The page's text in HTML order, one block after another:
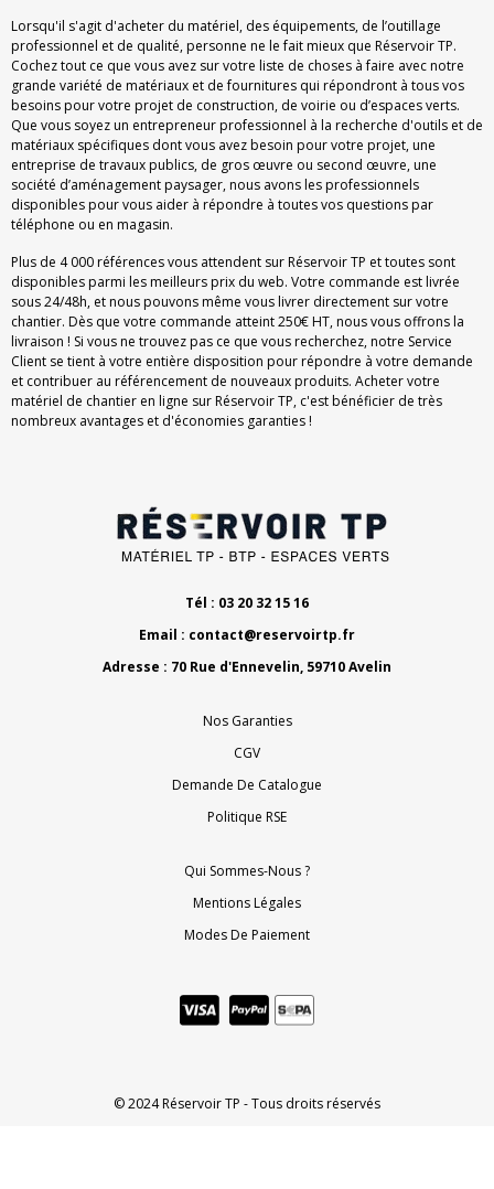
Lorsqu'il s'agit d'acheter du matériel, des équipements, de l’outillage
professionnel et de qualité, personne ne le fait mieux que Réservoir TP.
Cochez tout ce que vous avez sur votre liste de choses à faire avec notre
grande variété de matériaux et de fournitures qui répondront à tous vos
besoins pour votre projet de construction, de voirie ou d’espaces verts.
Que vous soyez un entrepreneur professionnel à la recherche d'outils et de
matériaux spécifiques dont vous avez besoin pour votre projet, une
entreprise de travaux publics, de gros œuvre ou second œuvre, une
société d’aménagement paysager, nous avons les professionnels
disponibles pour vous aider à répondre à toutes vos questions par
téléphone ou en magasin.
Plus de 4 000 références vous attendent sur Réservoir TP et toutes sont
disponibles parmi les meilleurs prix du web. Votre commande est livrée
sous 24/48h, et nous pouvons même vous livrer directement sur votre
chantier. Dès que votre commande atteint 250€ HT, nous vous offrons la
livraison ! Si vous ne trouvez pas ce que vous recherchez, notre Service
Client se tient à votre entière disposition pour répondre à votre demande
et contribuer au référencement de nouveaux produits. Acheter votre
matériel de chantier en ligne sur Réservoir TP, c'est bénéficier de très
nombreux avantages et d'économies garanties !
Tél : 03 20 32 15 16
Email : contact@reservoirtp.fr
Adresse : 70 Rue d'Ennevelin, 59710 Avelin
Nos Garanties
CGV
Demande De Catalogue
Politique RSE
Qui Sommes-Nous ?
Mentions Légales
Modes De Paiement
© 2024 Réservoir TP - Tous droits réservés